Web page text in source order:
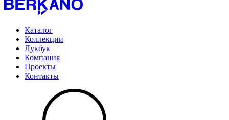
Каталог
Коллекции
Лукбук
Компания
Проекты
Контакты